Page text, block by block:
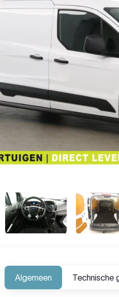
Algemeen Technische